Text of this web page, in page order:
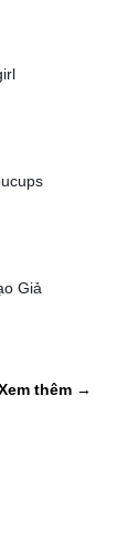
Giả
thêm →